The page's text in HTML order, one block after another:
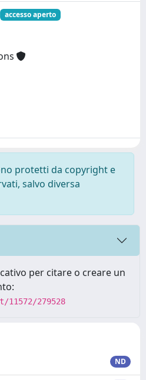
accesso aperto
protetti da copyright e
salvo diversa
per citare o creare un
279528
ND